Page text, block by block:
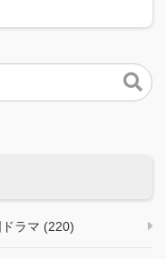
ラマ (220)